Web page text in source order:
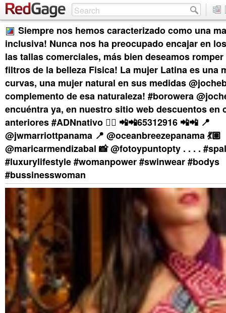
Siempre nos hemos caracterizado como una
inclusiva! Nunca nos ha preocupado encajar en
las tallas comerciales, más bien deseamos
filtros de la belleza Fisica! La mujer Latina es una
curvas, una mujer natural en sus medidas
complemento de esa naturaleza! #borowera
encuéntra ya, en nuestro sitio web descuentos en
anteriores #ADNnativo 👉🏻 📲📲65312916 📲📲 📍
@jwmarriottpanama 📍 @oceanbreezepanama 💃🏽
@maricarmendizabal 📸 @fotoypuntopty . . . .
#luxurylifestyle #womanpower #swinwear #bodys
#bussinesswoman